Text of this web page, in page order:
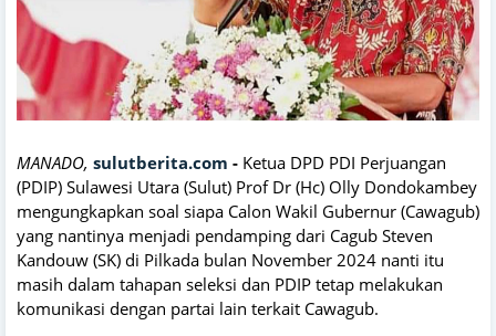
MANADO, sulutberita.com - Ketua DPD PDI Perjuangan
(PDIP) Sulawesi Utara (Sulut) Prof Dr (Hc) Olly Dondokambey
mengungkapkan soal siapa Calon Wakil Gubernur (Cawagub)
yang nantinya menjadi pendamping dari Cagub Steven
Kandouw (SK) di Pilkada bulan November 2024 nanti itu
masih dalam tahapan seleksi dan PDIP tetap melakukan
komunikasi dengan partai lain terkait Cawagub.